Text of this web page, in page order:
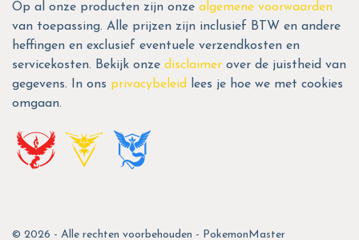
Op al onze producten zijn onze algemene voorwaarden
van toepassing. Alle prijzen zijn inclusief BTW en andere
heffingen en exclusief eventuele verzendkosten en
servicekosten. Bekijk onze disclaimer over de juistheid van
gegevens. In ons privacybeleid
lees je hoe we met cookies
omgaan.
© 2026 - Alle rechten voorbehouden - PokemonMaster